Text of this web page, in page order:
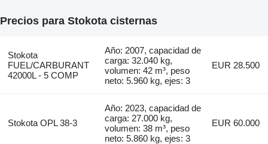
Precios para Stokota cisternas
Stokota
FUEL/CARBURANT
42000L - 5 COMP
Año: 2007, capacidad de
carga: 32.040 kg,
volumen: 42 m³, peso
neto: 5.960 kg, ejes: 3
EUR 28.500
Stokota OPL 38-3
Año: 2023, capacidad de
carga: 27.000 kg,
volumen: 38 m³, peso
neto: 5.860 kg, ejes: 3
EUR 60.000